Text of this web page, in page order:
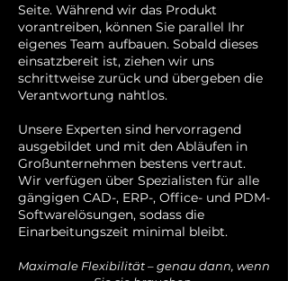
Seite. Während wir das Produkt
vorantreiben, können Sie parallel Ihr
eigenes Team aufbauen. Sobald dieses
einsatzbereit ist, ziehen wir uns
schrittweise zurück und übergeben die
Verantwortung nahtlos.
Unsere Experten sind hervorragend
ausgebildet und mit den Abläufen in
Großunternehmen bestens vertraut.
Wir verfügen über Spezialisten für alle
gängigen CAD-, ERP-, Office- und PDM-
Softwarelösungen, sodass die
Einarbeitungszeit minimal bleibt.
Maximale Flexibilität – genau dann, wenn